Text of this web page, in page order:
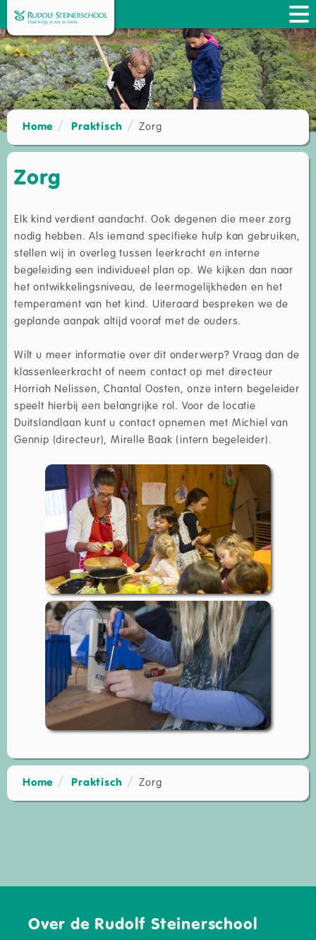
Home Praktisch Zorg
Zorg
Elk kind verdient aandacht. Ook degenen die meer zorg
nodig hebben. Als iemand specifieke hulp kan gebruiken,
stellen wij in overleg tussen leerkracht en interne
begeleiding een individueel plan op. We kijken dan naar
het ontwikkelingsniveau, de leermogelijkheden en het
temperament van het kind. Uiteraard bespreken we de
geplande aanpak altijd vooraf met de ouders.
Wilt u meer informatie over dit onderwerp? Vraag dan de
klassenleerkracht of neem contact op met directeur
Horriah Nelissen, Chantal Oosten, onze intern begeleider
speelt hierbij een belangrijke rol. Voor de locatie
Duitslandlaan kunt u contact opnemen met Michiel van
Gennip (directeur), Mirelle Baak (intern begeleider).
Home Praktisch Zorg
Over de Rudolf Steinerschool